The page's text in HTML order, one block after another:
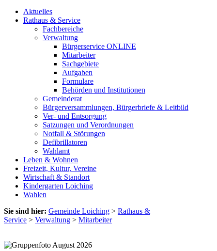
Aktuelles
Rathaus & Service
Fachbereiche
Verwaltung
Bürgerservice ONLINE
Mitarbeiter
Sachgebiete
Aufgaben
Formulare
Behörden und Institutionen
Gemeinderat
Bürgerversammlungen, Bürgerbriefe & Leitbild
Ver- und Entsorgung
Satzungen und Verordnungen
Notfall & Störungen
Defibrillatoren
Wahlamt
Leben & Wohnen
Freizeit, Kultur, Vereine
Wirtschaft & Standort
Kindergarten Loiching
Wahlen
Sie sind hier: Gemeinde Loiching > Rathaus &
Service > Verwaltung > Mitarbeiter